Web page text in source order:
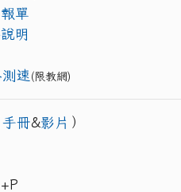
單
明
速 (限教網)
手冊&影片 ）
+Plink to https://
link to https://